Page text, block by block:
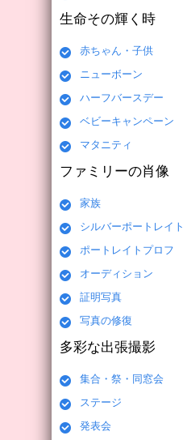
生命その輝く時
赤ちゃん・子供
ニューボーン
ハーフバースデー
ベビーキャンペーン
マタニティ
ファミリーの肖像
家族
シルバーポートレイト
ポートレイトプロフ
オーディション
証明写真
写真の修復
多彩な出張撮影
集合・祭・同窓会
ステージ
発表会